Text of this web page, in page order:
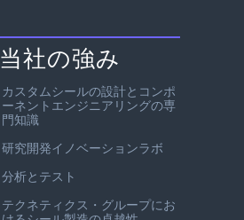
当社の強み
カスタムシールの設計とコンポ
ーネントエンジニアリングの専
門知識
研究開発イノベーションラボ
分析とテスト
テクネティクス・グループにお